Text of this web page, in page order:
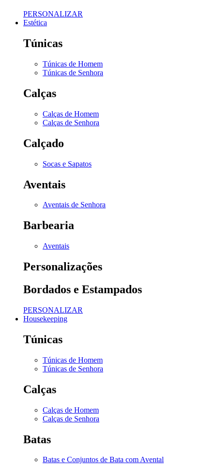
PERSONALIZAR
Estética
Túnicas
Túnicas de Homem
Túnicas de Senhora
Calças
Calças de Homem
Calças de Senhora
Calçado
Socas e Sapatos
Aventais
Aventais de Senhora
Barbearia
Aventais
Personalizações
Bordados e Estampados
PERSONALIZAR
Housekeeping
Túnicas
Túnicas de Homem
Túnicas de Senhora
Calças
Calças de Homem
Calças de Senhora
Batas
Batas e Conjuntos de Bata com Avental